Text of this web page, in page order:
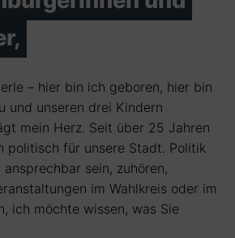
– hier bin ich geboren, hier bin
und unseren drei Kindern
mein Herz. Seit über 25 Jahren
politisch für unsere Stadt. Politik
sein, zuhören,
im Wahlkreis oder im
ich möchte wissen, was Sie